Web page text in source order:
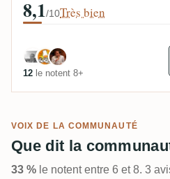
8,1/10Très bien
12 le notent 8+
VOIX DE LA COMMUNAUTÉ
Que dit la
33 % le notent entre 6 et 8. 3